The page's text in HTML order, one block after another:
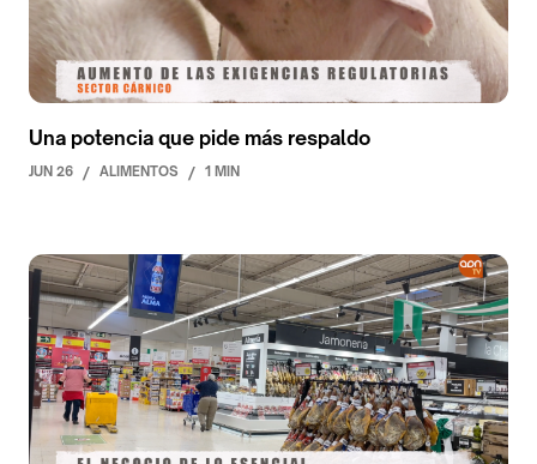
Una potencia que pide más respaldo
JUN 26 / ALIMENTOS / 1 MIN